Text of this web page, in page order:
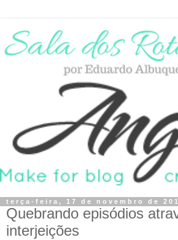
terça-feira, 17 de novembro de
Quebrando episódios
interjeições